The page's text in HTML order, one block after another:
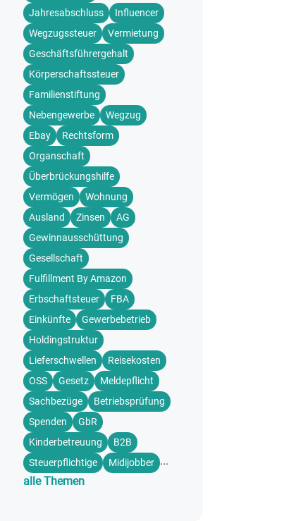
Jahresabschluss
Influencer
Wegzugssteuer
Vermietung
Geschäftsführergehalt
Körperschaftssteuer
Familienstiftung
Nebengewerbe
Wegzug
Ebay
Rechtsform
Organschaft
Überbrückungshilfe
Vermögen
Wohnung
Ausland
Zinsen
AG
Gewinnausschüttung
Gesellschaft
Fulfillment By Amazon
Erbschaftsteuer
FBA
Einkünfte
Gewerbebetrieb
Holdingstruktur
Lieferschwellen
Reisekosten
OSS
Gesetz
Meldepflicht
Sachbezüge
Betriebsprüfung
Spenden
GbR
Kinderbetreuung
B2B
Steuerpflichtige
Midijobber ...
alle Themen